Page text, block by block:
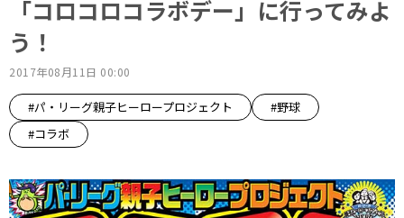
「コロコロコラボデー」に行ってみよ
う！
2017年08月11日 00:00
#パ・リーグ親子ヒーロープロジェクト
#野球
#コラボ